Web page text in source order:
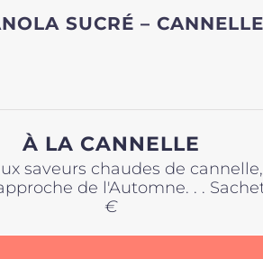
SUCRÉ – CANNELLE
À LA CANNELLE
saveurs chaudes de
de l'Automne. . .
€